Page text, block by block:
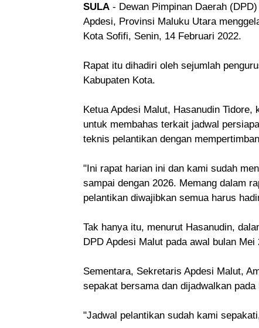
SULA - Dewan Pimpinan Daerah
Apdesi, Provinsi Maluku Utara
Kota Sofifi, Senin, 14 Februari 2022.
Rapat itu dihadiri oleh sejumlah
Kabupaten Kota.
Ketua Apdesi Malut, Hasanudin
untuk membahas terkait jadwal
teknis pelantikan dengan
"Ini rapat harian ini dan kami sudah
sampai dengan 2026. Memang dalam
pelantikan diwajibkan semua harus
Tak hanya itu, menurut Hasanudin,
DPD Apdesi Malut pada awal bulan Mei
Sementara, Sekretaris Apdesi Malut,
sepakat bersama dan dijadwalkan pada
"Jadwal pelantikan sudah kami